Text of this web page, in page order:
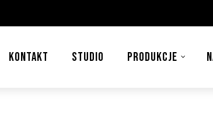
KONTAKT STUDIO PRODUKCJE